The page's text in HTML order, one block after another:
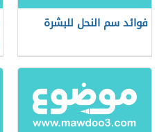
فوائد سم النحل للبشرة